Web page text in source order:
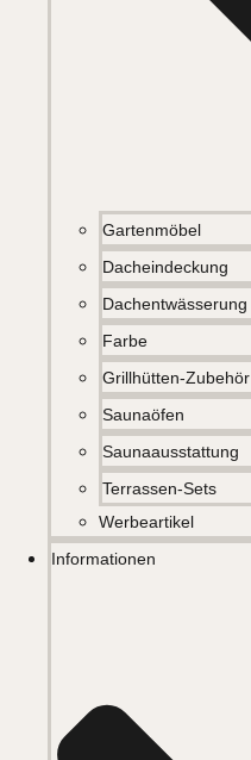
Gartenmöbel
Dacheindeckung
Dachentwässerung
Farbe
Grillhütten-Zubehör
Saunaöfen
Saunaausstattung
Terrassen-Sets
Werbeartikel
Informationen